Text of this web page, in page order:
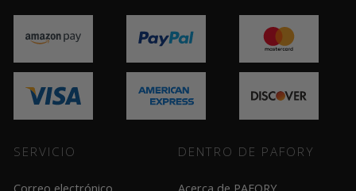
SERVICIO DENTRO DE PAFORY